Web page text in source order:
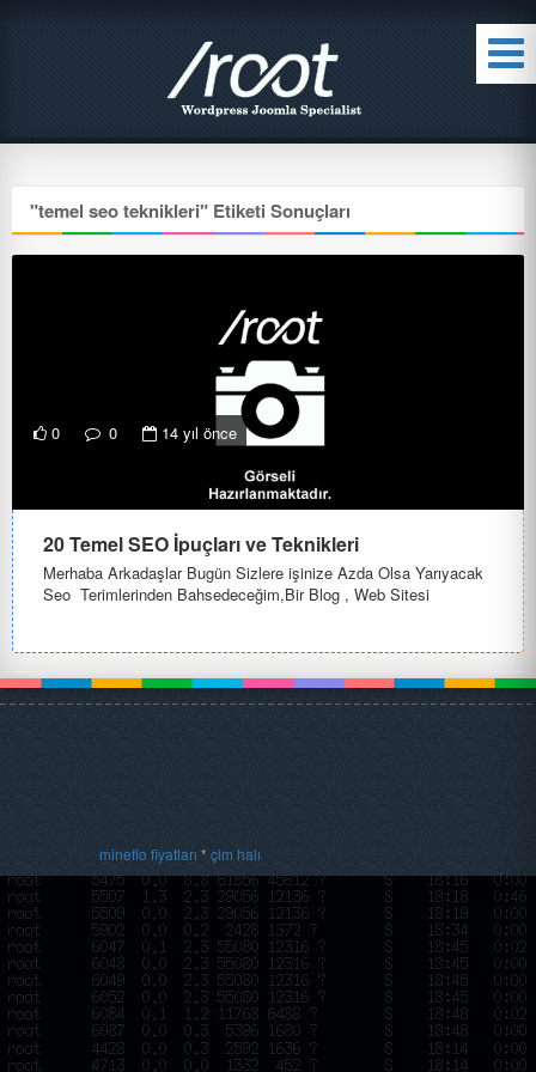
"temel seo teknikleri" Etiketi Sonuçları
0 0 14 yıl önce
20 Temel SEO İpuçları ve Teknikleri
Merhaba Arkadaşlar Bugün Sizlere işinize Azda Olsa Yarıyacak
Seo Terimlerinden Bahsedeceğim,Bir Blog , Web Sitesi
mineflo fiyatları * çim halı